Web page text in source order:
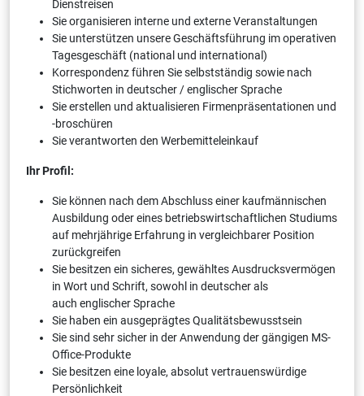
Dienstreisen
Sie organisieren interne und externe Veranstaltungen
Sie unterstützen unsere Geschäftsführung im operativen
Tagesgeschäft (national und international)
Korrespondenz führen Sie selbstständig sowie nach
Stichworten in deutscher / englischer Sprache
Sie erstellen und aktualisieren Firmenpräsentationen und
-broschüren
Sie verantworten den Werbemitteleinkauf
Ihr Profil:
Sie können nach dem Abschluss einer kaufmännischen
Ausbildung oder eines betriebswirtschaftlichen Studiums
auf mehrjährige Erfahrung in vergleichbarer Position
zurückgreifen
Sie besitzen ein sicheres, gewähltes Ausdrucksvermögen
in Wort und Schrift, sowohl in deutscher als
auch englischer Sprache
Sie haben ein ausgeprägtes Qualitätsbewusstsein
Sie sind sehr sicher in der Anwendung der gängigen MS-
Office-Produkte
Sie besitzen eine loyale, absolut vertrauenswürdige
Persönlichkeit